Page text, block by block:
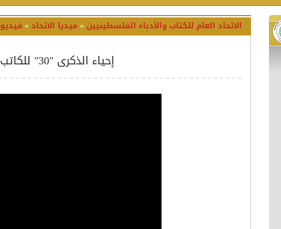
الاتحاد العام للكتاب والأدباء الفلسطينيين »ميديا الاتحاد »فيديو
إحياء الذكرى "30" للكاتب والإعلامي الكبير حنّا مقبل